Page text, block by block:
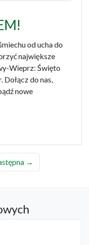
od ucha do
największe
Wieprz: Święto
Dołącz do nas,
nowe
→